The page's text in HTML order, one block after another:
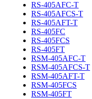
RS-405AFC-T
RS-405AFCS-T
RS-405AFT-T
RS-405FC
RS-405FCS
RS-405FT
RSM-405AFC-T
RSM-405AFCS-T
RSM-405AFT-T
RSM-405FCS
RSM-405FT